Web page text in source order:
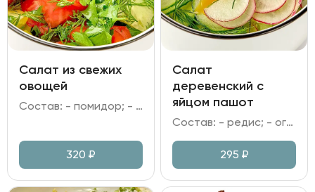
Салат из свежих
овощей
Состав: - помидор; - огурец; - зелень; - заправка на выбор.
320 ₽
Салат
деревенский с
яйцом пашот
Состав: - редис; - огурец; - яйцо пашот; - зелень; - заправка на выбор.
295 ₽